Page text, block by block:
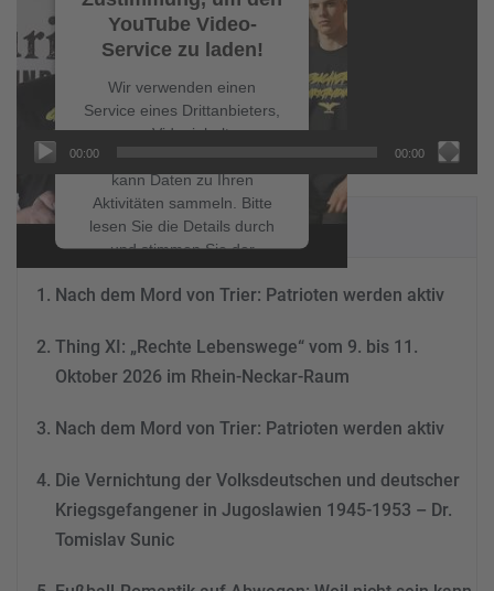
YouTube Video-
Service zu laden!
Wir verwenden einen
Service eines Drittanbieters,
um Videoinhalte
einzubetten. Dieser Service
kann Daten zu Ihren
Aktivitäten sammeln. Bitte
lesen Sie die Details durch
und stimmen Sie der
Nutzung des Service zu, um
dieses Video anzusehen.
Mehr Informationen
Consent Management
&
00:00 00:00
NEUESTE BEITRÄGE
Nach dem Mord von Trier: Patrioten werden aktiv
Thing XI: „Rechte Lebenswege“ vom 9. bis 11.
Oktober 2026 im Rhein-Neckar-Raum
Nach dem Mord von Trier: Patrioten werden aktiv
Die Vernichtung der Volksdeutschen und deutscher
Kriegsgefangener in Jugoslawien 1945-1953 – Dr.
Tomislav Sunic